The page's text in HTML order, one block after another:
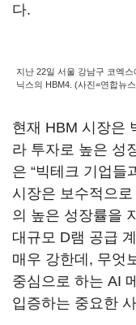
다.
지난 22일 서울 강남구 코엑
닉스의 HBM4. (사진=연합뉴
현재 HBM 시장은
라 투자로 높은 성
은 “빅테크 기업들
시장은 보수적으
의 높은 성장률을
대규모 D램 공급
매우 강한데, 무엇
중심으로 하는 AI
입증하는 중요한